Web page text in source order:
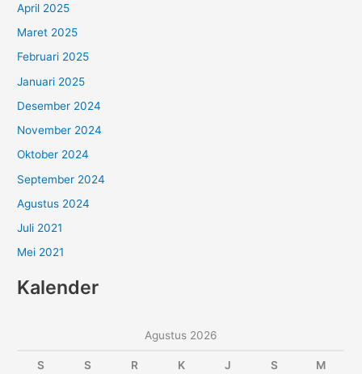
April 2025
Maret 2025
Februari 2025
Januari 2025
Desember 2024
November 2024
Oktober 2024
September 2024
Agustus 2024
Juli 2021
Mei 2021
Kalender
Agustus 2026
S S R K J S M